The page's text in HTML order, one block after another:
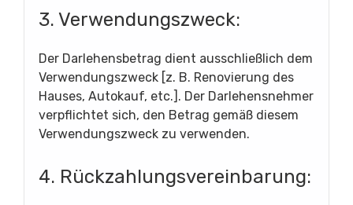
3. Verwendungszweck:
Der Darlehensbetrag dient ausschließlich dem
Verwendungszweck [z. B. Renovierung des
Hauses, Autokauf, etc.]. Der Darlehensnehmer
verpflichtet sich, den Betrag gemäß diesem
Verwendungszweck zu verwenden.
4. Rückzahlungsvereinbarung: